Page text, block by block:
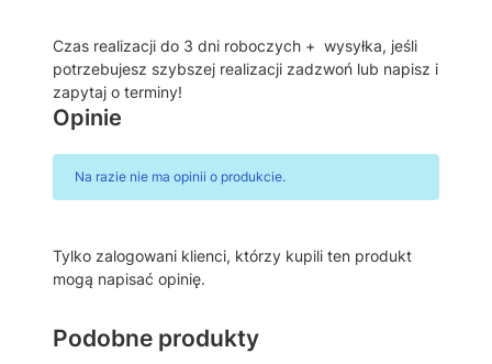
O
R
A
C
O
J
D
L
Czas realizacji do 3 dni roboczych + wysyłka, jeśli
potrzebujesz szybszej realizacji zadzwoń lub napisz i
zapytaj o terminy!
Opinie
Na razie nie ma opinii o produkcie.
Tylko zalogowani klienci, którzy kupili ten produkt
mogą napisać opinię.
Podobne produkty